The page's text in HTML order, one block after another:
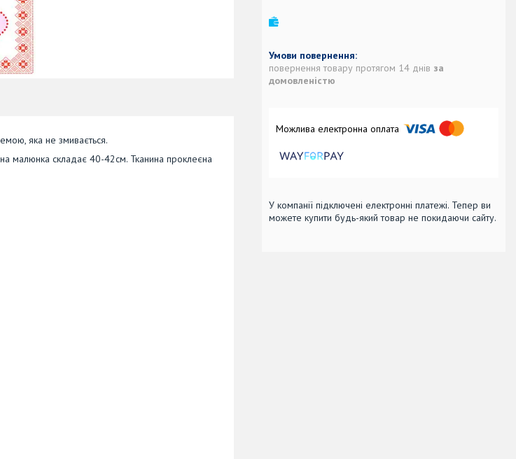
яка не змивається.
малюнка складає 40-42см. Тканина проклеєна
повернення товару протягом 14 днів за
домовленістю
У компанії підключені електронні платежі. Тепер ви
можете купити будь-який товар не покидаючи сайту.